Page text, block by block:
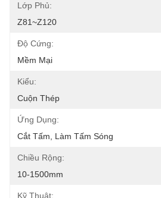
Lớp Phủ:
Z81~Z120
Độ Cứng:
Mềm Mại
Kiểu:
Cuộn Thép
Ứng Dụng:
Cắt Tấm, Làm Tấm Sóng
Chiều Rộng:
10-1500mm
Kỹ Thuật: